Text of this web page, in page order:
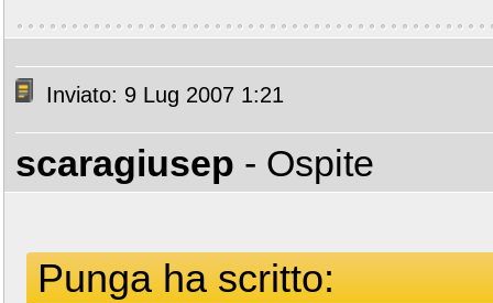
Inviato: 9 Lug 2007 1:21
scaragiusep - Ospite
Punga ha scritto: